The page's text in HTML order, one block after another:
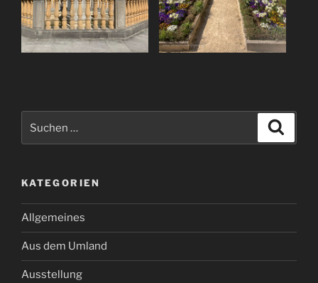
KATEGORIEN
Allgemeines
Aus dem Umland
Ausstellung